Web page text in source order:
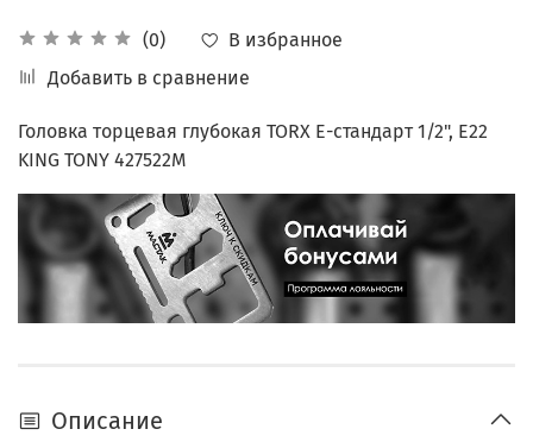
(0)
В избранное
Добавить в сравнение
Головка торцевая глубокая TORX Е-стандарт 1/2", E22
KING TONY 427522M
Описание